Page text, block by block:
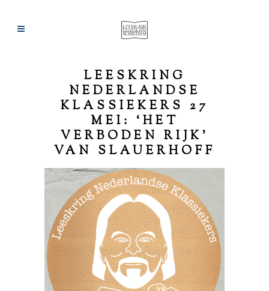
LEESKRING
NEDERLANDSE
KLASSIEKERS 27
MEI: ‘HET
VERBODEN RIJK’
VAN SLAUERHOFF